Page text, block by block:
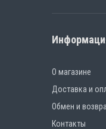
О магазине
Доставка и
Обмен и
Контакты